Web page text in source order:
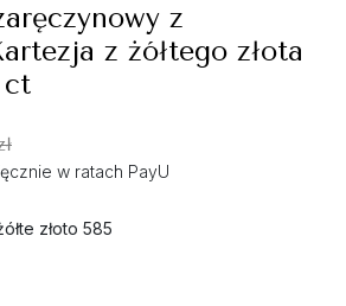
z
z żółtego złota
ct
w ratach PayU
złoto 585